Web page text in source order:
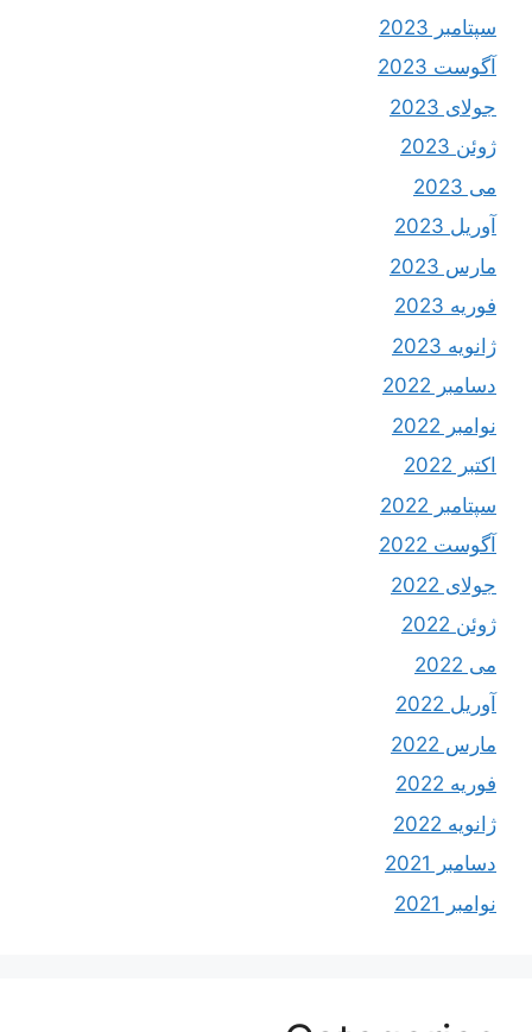
سپتامبر 2023
آگوست 2023
جولای 2023
ژوئن 2023
می 2023
آوریل 2023
مارس 2023
فوریه 2023
ژانویه 2023
دسامبر 2022
نوامبر 2022
اکتبر 2022
سپتامبر 2022
آگوست 2022
جولای 2022
ژوئن 2022
می 2022
آوریل 2022
مارس 2022
فوریه 2022
ژانویه 2022
دسامبر 2021
نوامبر 2021